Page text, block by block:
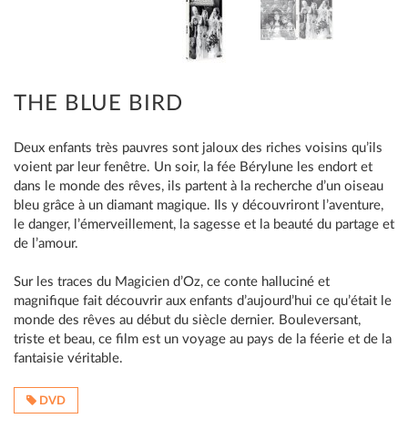
THE BLUE BIRD
Deux enfants très pauvres sont jaloux des riches voisins qu’ils
voient par leur fenêtre. Un soir, la fée Bérylune les endort et
dans le monde des rêves, ils partent à la recherche d’un oiseau
bleu grâce à un diamant magique. Ils y découvriront l’aventure,
le danger, l’émerveillement, la sagesse et la beauté du partage et
de l’amour.
Sur les traces du Magicien d’Oz, ce conte halluciné et
magnifique fait découvrir aux enfants d’aujourd’hui ce qu’était le
monde des rêves au début du siècle dernier. Bouleversant,
triste et beau, ce film est un voyage au pays de la féerie et de la
fantaisie véritable.
DVD